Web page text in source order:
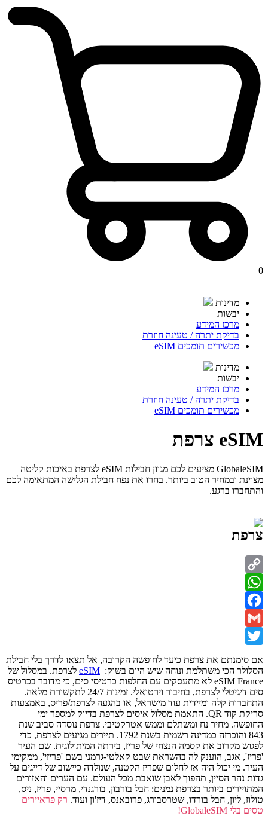
0
מדינות
יבשות
מרכז המידע
בדיקת יתרה / טעינה חוזרת
מכשירים תומכים eSIM
מדינות
יבשות
מרכז המידע
בדיקת יתרה / טעינה חוזרת
מכשירים תומכים eSIM
eSIM צרפת
GlobaleSIM מציעים לכם מגוון חבילות eSIM לצרפת באיכות קליטה
מצוינת ובמחיר הטוב ביותר. בחרו את נפח חבילת הגלישה המתאימה לכם
והתחברו ברגע.
צרפת
Copy
Link
WhatsApp
Facebook
Gmail
אם סימנתם את צרפת כיעד לחופשה הקרובה, אל תצאו לדרך בלי חבילת
הסלולר הכי משתלמת ונוחה שיש היום בשוק: eSIM לצרפת. במסלול של
eSIM France לא מתעסקים עם החלפות כרטיסי סים, כי מדובר בכרטיס
סים דיגיטלי לצרפת, בחיבור וירטואלי. זמינות 24/7 לתקשורת מלאה.
התחברות קלה ומיידית עוד מישראל, או בהגעה לצרפת/פריס, באמצעות
סריקת קוד QR. התאמת מסלול איסים לצרפת בדיוק למספר ימי
החופשה. מחיר נח ומשתלם וממש אטרקטיבי. צרפת נוסדה סביב שנת
843 והוכרזה כמדינה רשמית בשנת 1792. תיירים מגיעים לצרפת, כדי
לפגוש מקרוב את קסמה הנצחי של פריז, בירתה המיתולוגית. שם העיר
'פריז', אגב, הוענק לה בהשראת שבט קאלטי-גרמני בשם 'פריזי', ממקימי
העיר. מי יכול היה אז לחלום שפריז הקטנה, שנולדה כיישוב של דייגים על
גדות נהר הסיין, תהפוך לאבן שואבת מכל העולם. עם הערים והאזורים
המתויירים ביותר בצרפת נמנים: חבל בורבון, בורגנדי, מרסיי, פריז, ניס,
טולוז, ליון, חבל בורדו, שטרסבורג, פרובאנס, דיז'ון ועוד. רק פראיירים
טסים בלי GlobaleSIM!